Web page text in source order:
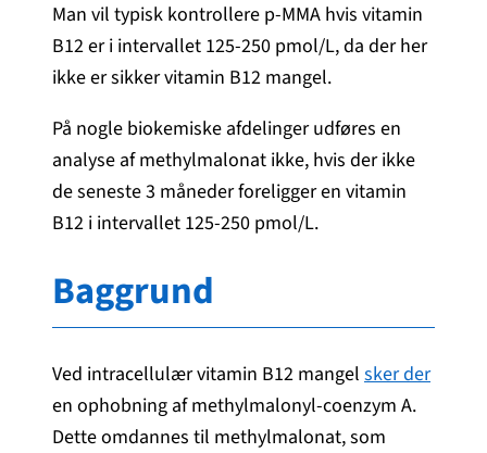
Man vil typisk kontrollere p-MMA hvis vitamin
B12 er i intervallet 125-250 pmol/L, da der her
ikke er sikker vitamin B12 mangel.
På nogle biokemiske afdelinger udføres en
analyse af methylmalonat ikke, hvis der ikke
de seneste 3 måneder foreligger en vitamin
B12 i intervallet 125-250 pmol/L.
Baggrund
Ved intracellulær vitamin B12 mangel sker der
en ophobning af methylmalonyl-coenzym A.
Dette omdannes til methylmalonat, som